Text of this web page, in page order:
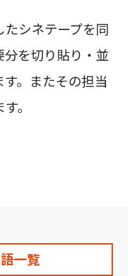
シネテープを同
を切り貼り・並
。またその担当
。
一覧